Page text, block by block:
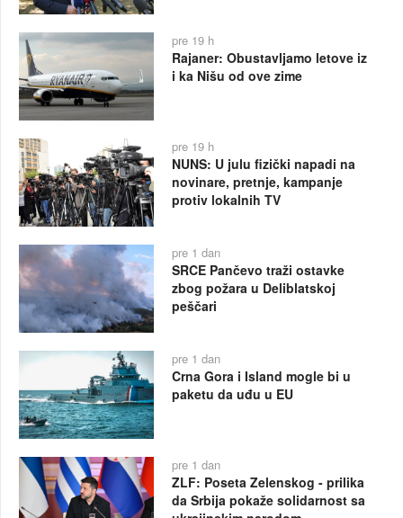
pre 19 h
Rajaner: Obustavljamo letove iz
i ka Nišu od ove zime
pre 19 h
NUNS: U julu fizički napadi na
novinare, pretnje, kampanje
protiv lokalnih TV
pre 1 dan
SRCE Pančevo traži ostavke
zbog požara u Deliblatskoj
peščari
pre 1 dan
Crna Gora i Island mogle bi u
paketu da uđu u EU
pre 1 dan
ZLF: Poseta Zelenskog - prilika
da Srbija pokaže solidarnost sa